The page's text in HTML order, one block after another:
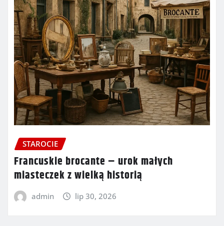
STAROCIE
Francuskie brocante – urok małych
miasteczek z wielką historią
admin lip 30, 2026